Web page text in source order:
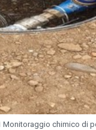
Monitoraggio chimico di